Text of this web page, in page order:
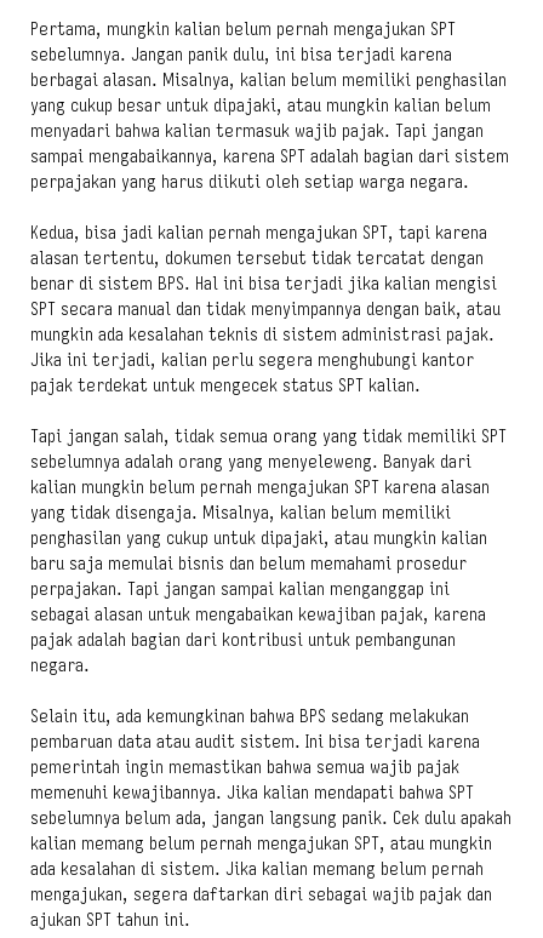
Pertama, mungkin kalian belum pernah mengajukan SPT
sebelumnya. Jangan panik dulu, ini bisa terjadi karena
berbagai alasan. Misalnya, kalian belum memiliki penghasilan
yang cukup besar untuk dipajaki, atau mungkin kalian belum
menyadari bahwa kalian termasuk wajib pajak. Tapi jangan
sampai mengabaikannya, karena SPT adalah bagian dari sistem
perpajakan yang harus diikuti oleh setiap warga negara.
Kedua, bisa jadi kalian pernah mengajukan SPT, tapi karena
alasan tertentu, dokumen tersebut tidak tercatat dengan
benar di sistem BPS. Hal ini bisa terjadi jika kalian mengisi
SPT secara manual dan tidak menyimpannya dengan baik, atau
mungkin ada kesalahan teknis di sistem administrasi pajak.
Jika ini terjadi, kalian perlu segera menghubungi kantor
pajak terdekat untuk mengecek status SPT kalian.
Tapi jangan salah, tidak semua orang yang tidak memiliki SPT
sebelumnya adalah orang yang menyeleweng. Banyak dari
kalian mungkin belum pernah mengajukan SPT karena alasan
yang tidak disengaja. Misalnya, kalian belum memiliki
penghasilan yang cukup untuk dipajaki, atau mungkin kalian
baru saja memulai bisnis dan belum memahami prosedur
perpajakan. Tapi jangan sampai kalian menganggap ini
sebagai alasan untuk mengabaikan kewajiban pajak, karena
pajak adalah bagian dari kontribusi untuk pembangunan
negara.
Selain itu, ada kemungkinan bahwa BPS sedang melakukan
pembaruan data atau audit sistem. Ini bisa terjadi karena
pemerintah ingin memastikan bahwa semua wajib pajak
memenuhi kewajibannya. Jika kalian mendapati bahwa SPT
sebelumnya belum ada, jangan langsung panik. Cek dulu apakah
kalian memang belum pernah mengajukan SPT, atau mungkin
ada kesalahan di sistem. Jika kalian memang belum pernah
mengajukan, segera daftarkan diri sebagai wajib pajak dan
ajukan SPT tahun ini.